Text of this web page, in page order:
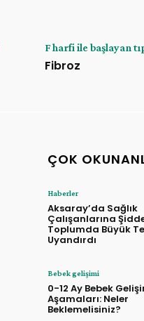
F harfi ile başlayan
Fibroz
ÇOK
Haberler
Aksaray’da Sağlık
Çalışanlarına
Toplumda Büyük
Uyandırdı
Bebek gelişimi
0-12 Ay Bebek
Aşamaları: Neler
Beklemelisiniz?